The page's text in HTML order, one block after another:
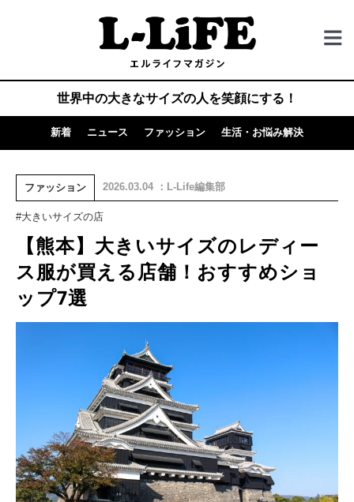
世界中の大きなサイズの人を笑顔にする！
新着 ニュース ファッション 生活・お悩み解決
ファッション 2026.03.04 ：L-Life編集部
#大きいサイズの店
【熊本】大きいサイズのレディー
ス服が買える店舗！おすすめショ
ップ7選